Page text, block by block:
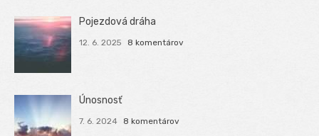
Pojezdová dráha
12. 6. 2025 8 komentárov
Únosnosť
7. 6. 2024 8 komentárov